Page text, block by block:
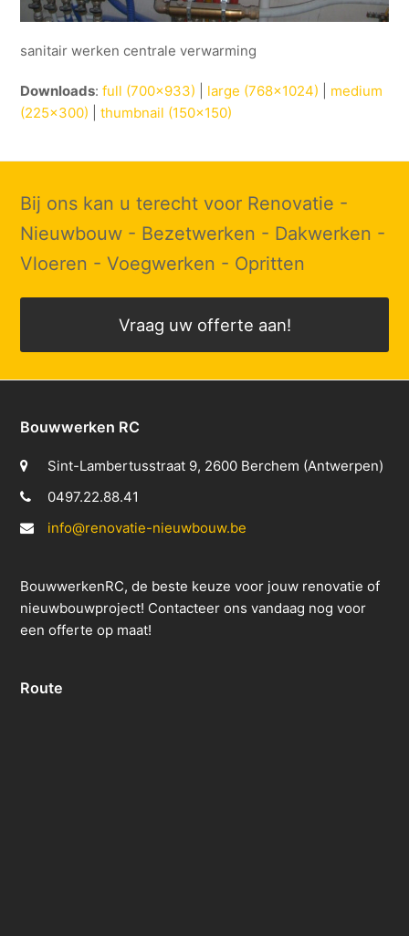
sanitair werken centrale verwarming
Downloads:full (700x933) large (768x1024)
medium
(225x300) |thumbnail (150x150)
Bij ons kan u terecht voor Renovatie -
Nieuwbouw - Bezetwerken - Dakwerken -
Vloeren - Voegwerken - Opritten
Vraag uw offerte aan!
Bouwwerken RC
Sint-Lambertusstraat 9, 2600 Berchem (Antwerpen)
0497.22.88.41
info@renovatie-nieuwbouw.be
BouwwerkenRC, de beste keuze voor jouw renovatie of
nieuwbouwproject! Contacteer ons vandaag nog voor
een offerte op maat!
Route